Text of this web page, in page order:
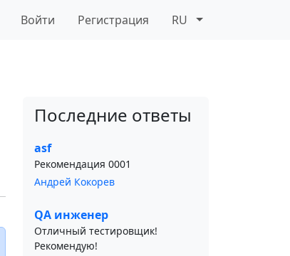
Войти Регистрация RU
Последние ответы
asf
Рекомендация 0001
Андрей Кокорев
QA инженер
Отличный тестировщик!
Рекомендую!